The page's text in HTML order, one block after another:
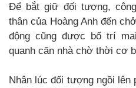
Để bắt giữ đối tượng,
thân của Hoàng Anh đến
động cũng được bố trí
quanh căn nhà chờ thời cơ
Nhân lúc đối tượng ngồi